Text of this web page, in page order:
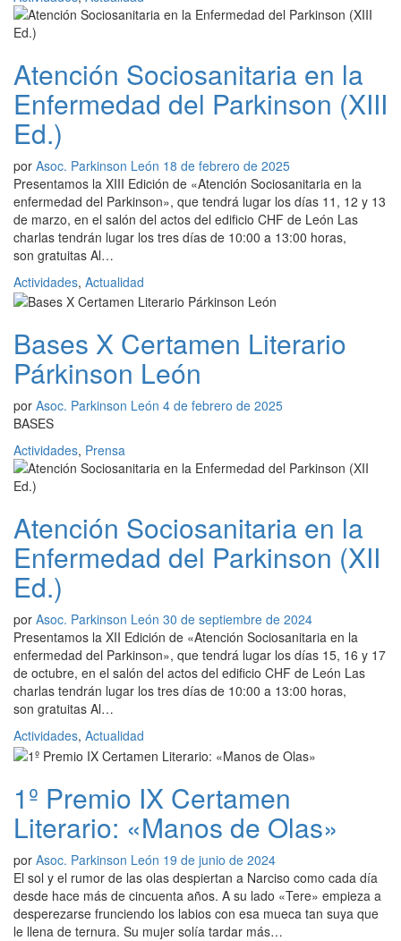
Atención Sociosanitaria en la
Enfermedad del Parkinson (XIII
Ed.)
por Asoc. Parkinson León 18 de febrero de 2025
Presentamos la XIII Edición de «Atención Sociosanitaria en la
enfermedad del Parkinson», que tendrá lugar los días 11, 12 y 13
de marzo, en el salón del actos del edificio CHF de León Las
charlas tendrán lugar los tres días de 10:00 a 13:00 horas,
son gratuitas Al…
Actividades, Actualidad
Bases X Certamen Literario
Párkinson León
por Asoc. Parkinson León 4 de febrero de 2025
BASES
Actividades, Prensa
Atención Sociosanitaria en la
Enfermedad del Parkinson (XII
Ed.)
por Asoc. Parkinson León 30 de septiembre de 2024
Presentamos la XII Edición de «Atención Sociosanitaria en la
enfermedad del Parkinson», que tendrá lugar los días 15, 16 y 17
de octubre, en el salón del actos del edificio CHF de León Las
charlas tendrán lugar los tres días de 10:00 a 13:00 horas,
son gratuitas Al…
Actividades, Actualidad
1º Premio IX Certamen
Literario: «Manos de Olas»
por Asoc. Parkinson León 19 de junio de 2024
El sol y el rumor de las olas despiertan a Narciso como cada día
desde hace más de cincuenta años. A su lado «Tere» empieza a
desperezarse frunciendo los labios con esa mueca tan suya que
le llena de ternura. Su mujer solía tardar más…